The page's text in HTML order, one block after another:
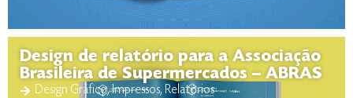
Design de relatório para a Associação
Brasileira de Supermercados – ABRAS
Design Gráfico,Impressos, Relatórios